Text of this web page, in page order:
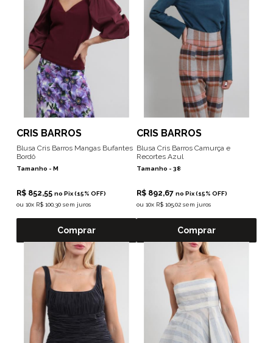
CRIS BARROS
Blusa Cris Barros Mangas Bufantes
Bordô
Tamanho - M
R$ 852,55 no Pix (15% OFF)
ou 10x R$ 100,30 sem juros
Comprar
CRIS BARROS
Blusa Cris Barros Camurça e
Recortes Azul
Tamanho - 38
R$ 892,67 no Pix (15% OFF)
ou 10x R$ 105,02 sem juros
Comprar